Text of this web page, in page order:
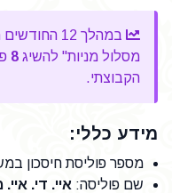
במהלך 12
מסלול מניות" להשיג 8
הקבוצתי.
מידע כללי:
מספר פוליסת חיסכון
שם פוליסה: איי. די.